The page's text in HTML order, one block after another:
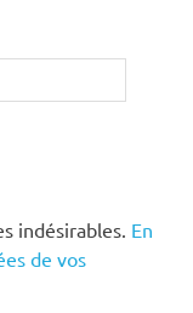
indésirables. En
de vos